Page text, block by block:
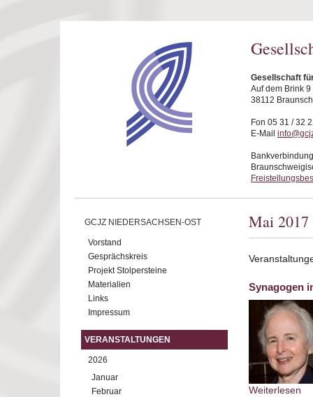
Gesellschaft
Auf dem Brink 9
38112
Fon 05 31 / 32
E-Mail
GCJZ NIEDERSACHSEN-OST
Vorstand
Gesprächskreis
Projekt Stolpersteine
Materialien
Links
Impressum
VERANSTALTUNGEN
2026
Januar
Februar
Mai 2017
Synagogen
Weiterlesen